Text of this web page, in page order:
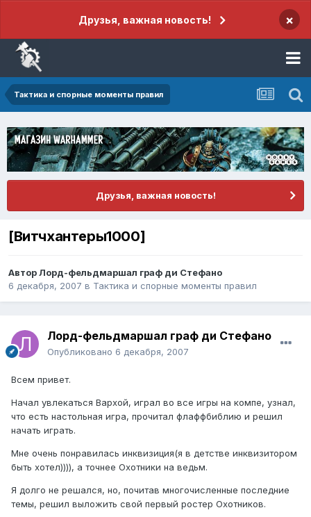
Друзья, важная новость! ×
Тактика и спорные моменты правил
Друзья, важная новость!
[Витчхантеры1000]
АвторЛорд-фельдмаршал граф ди Стефано
6 декабря, 2007 в Тактика и спорные моменты правил
Лорд-фельдмаршал граф ди Стефано
Опубликовано 6 декабря, 2007
Всем привет.
Начал увлекаться Вархой, играл во все игры на компе, узнал,
что есть настольная игра, прочитал флаффбиблию и решил
начать играть.
Мне очень понравилась инквизиция(я в детстве инквизитором
быть хотел)))), а точнее Охотники на ведьм.
Я долго не решался, но, почитав многочисленные последние
темы, решил выложить свой первый ростер Охотников.